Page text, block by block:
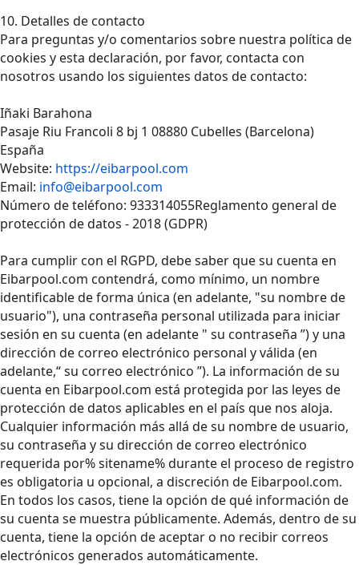
10. Detalles de contacto
Para preguntas y/o comentarios sobre nuestra política de
cookies y esta declaración, por favor, contacta con
nosotros usando los siguientes datos de contacto:
Iñaki Barahona
Pasaje Riu Francoli 8 bj 1 08880 Cubelles (Barcelona)
España
Website: https://eibarpool.com
Email: info@eibarpool.com
Número de teléfono: 933314055Reglamento general de
protección de datos - 2018 (GDPR)
Para cumplir con el RGPD, debe saber que su cuenta en
Eibarpool.com contendrá, como mínimo, un nombre
identificable de forma única (en adelante, "su nombre de
usuario"), una contraseña personal utilizada para iniciar
sesión en su cuenta (en adelante " su contraseña ”) y una
dirección de correo electrónico personal y válida (en
adelante,“ su correo electrónico ”). La información de su
cuenta en Eibarpool.com está protegida por las leyes de
protección de datos aplicables en el país que nos aloja.
Cualquier información más allá de su nombre de usuario,
su contraseña y su dirección de correo electrónico
requerida por% sitename% durante el proceso de registro
es obligatoria u opcional, a discreción de Eibarpool.com.
En todos los casos, tiene la opción de qué información de
su cuenta se muestra públicamente. Además, dentro de su
cuenta, tiene la opción de aceptar o no recibir correos
electrónicos generados automáticamente.